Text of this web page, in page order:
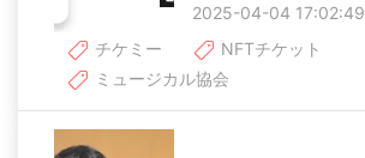
2025-04-04 17:02:49
チケミー
NFTチケット
ミュージカル協会